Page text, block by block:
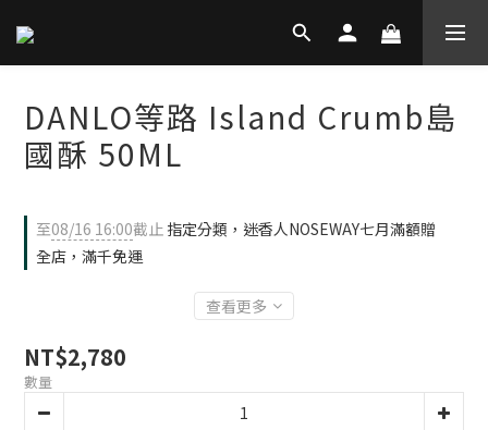
DANLO等路 Island Crumb島
國酥 50ML
至08/16 16:00截止 指定分類，迷香人NOSEWAY七月滿額贈
全店，滿千免運
查看更多
NT$2,780
數量